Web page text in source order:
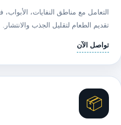
التعامل مع مناطق النفايات، الأبواب،
تقديم الطعام لتقليل الجذب والانتشار.
تواصل الآن
📦